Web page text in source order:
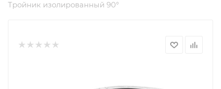
Тройник изолированный 90°